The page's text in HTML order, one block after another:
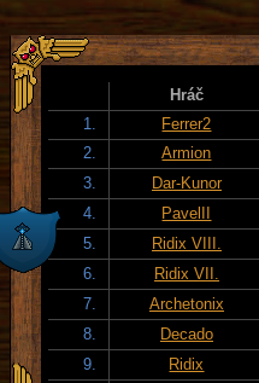
Hráč
1.
Ferrer2
2.
Armion
3.
Dar-Kunor
4.
PavelII
5.
Ridix VIII.
6.
Ridix VII.
7.
Archetonix
8.
Decado
9.
Ridix